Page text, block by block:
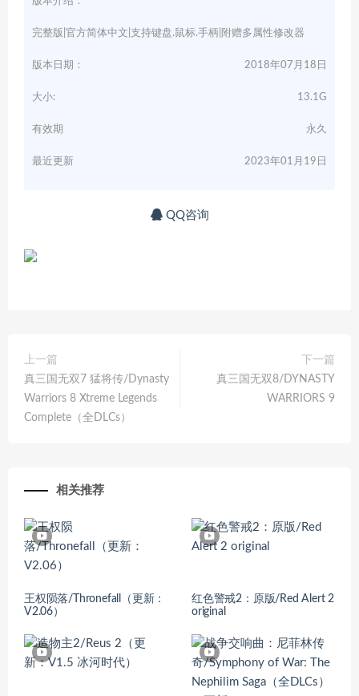
完整版|官方简体中文|支持键盘.鼠标.手柄|附赠多属性修改器
版本日期： 2018年07月18日
大小: 13.1G
有效期 永久
最近更新 2023年01月19日
QQ咨询
上一篇
真三国无双7 猛将传/Dynasty
Warriors 8 Xtreme Legends
Complete（全DLCs）
下一篇
真三国无双8/DYNASTY
WARRIORS 9
相关推荐
王权陨落/Thronefall（更新：
V2.06）
红色警戒2：原版/Red Alert 2
original